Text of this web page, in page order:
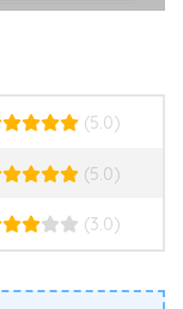
(5.0)
(5.0)
(3.0)